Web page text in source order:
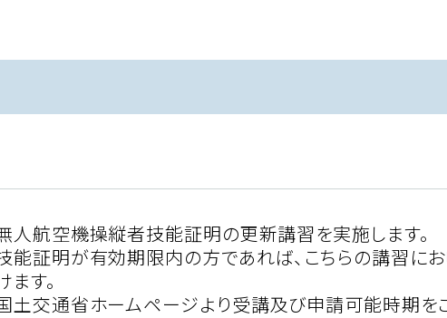
人航空機操縦者技能証明の更新講習を実施します。
能証明が有効期限内の方であれば、こちらの講習に
ます。
土交通省ホームページより受講及び申請可能時期を